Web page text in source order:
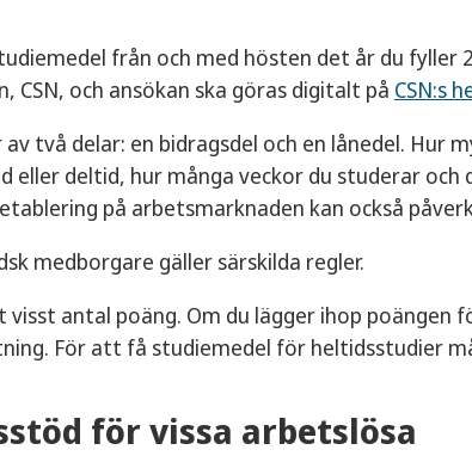
från och med hösten det år du fyller
CSN, och ansökan ska göras digitalt på CSN:s
två delar: en bidragsdel och en lånedel. Hur
eller deltid, hur många veckor du studerar och
på arbetsmarknaden kan också
medborgare gäller särskilda regler.
visst antal poäng. Om du lägger ihop poängen
För att få studiemedel för heltidsstudier
för vissa arbetslösa